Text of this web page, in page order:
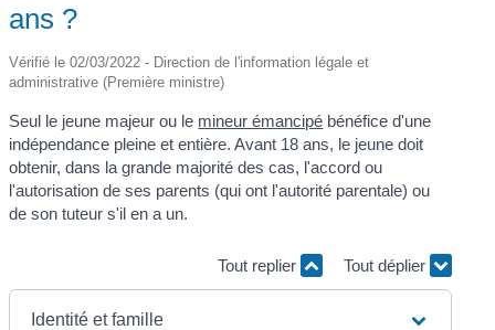
ans ?
Vérifié le 02/03/2022 - Direction de l'information légale et
administrative (Première ministre)
Seul le jeune majeur ou le mineur émancipé bénéfice d'une
indépendance pleine et entière. Avant 18 ans, le jeune doit
obtenir, dans la grande majorité des cas, l'accord ou
l'autorisation de ses parents (qui ont l'autorité parentale) ou
de son tuteur s'il en a un.
Tout replier Tout déplier
Identité et famille